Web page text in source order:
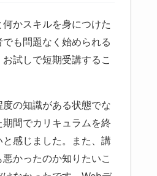
何かスキルを身につけた
も問題なく始められる
試しで短期受講するこ
度の知識がある状態でな
間でカリキュラムを終
と感じました。また、講
かったのか知りたいこ